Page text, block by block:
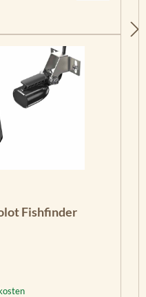
Fishfinder